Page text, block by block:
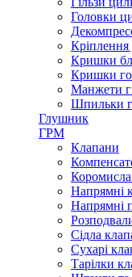
Головки
Кріплення
Кришки
Кришки
Манжети
Шпильки
Глушник
ГРМ
Клапани
Коромисла
Напрямні
Напрямні
Сідла
Сухарі
Тарілки